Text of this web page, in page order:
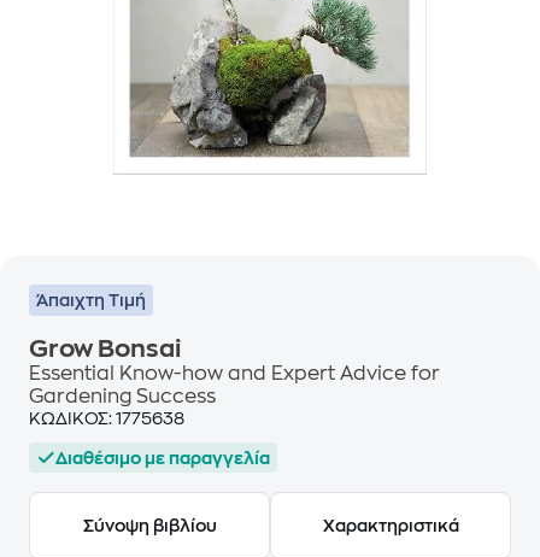
Άπαιχτη Τιμή
Grow Bonsai
Essential Know-how and Expert Advice for
Gardening Success
ΚΩΔΙΚΟΣ: 1775638
Διαθέσιμο με παραγγελία
Σύνοψη βιβλίου Χαρακτηριστικά